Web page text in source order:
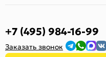
+7 (495) 984-16-99
Заказать звонок